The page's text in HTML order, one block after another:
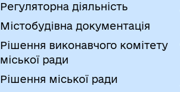
Регуляторна діяльність
Містобудівна документація
Рішення виконавчого комітету
міської ради
Рішення міської ради